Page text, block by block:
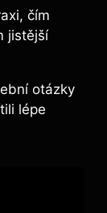
čím
jistější
otázky
lépe